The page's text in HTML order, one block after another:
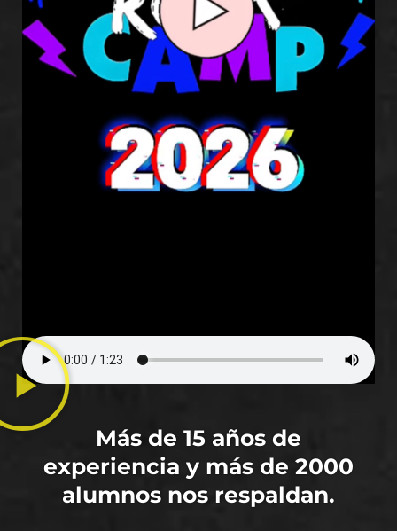
Más de 15 años de
experiencia y más de 2000
alumnos nos respaldan.